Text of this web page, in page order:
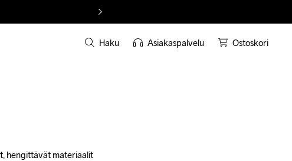
Haku Asiakaspalvelu Ostoskori
hengittävät materiaalit